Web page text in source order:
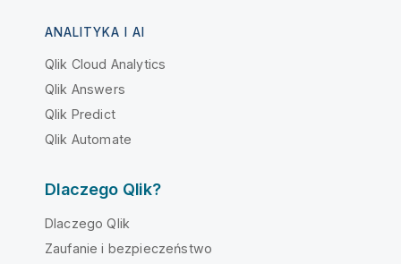
ANALITYKA I AI
Qlik Cloud Analytics
Qlik Answers
Qlik Predict
Qlik Automate
Dlaczego Qlik?
Dlaczego Qlik
Zaufanie i bezpieczeństwo